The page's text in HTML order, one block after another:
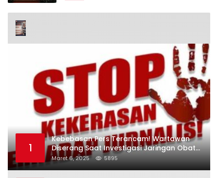
1
Kebebasan Pers Terancam! Wartawan
Diserang Saat Investigasi Jaringan Obat
Terlarang
Maret 6, 2025 5895